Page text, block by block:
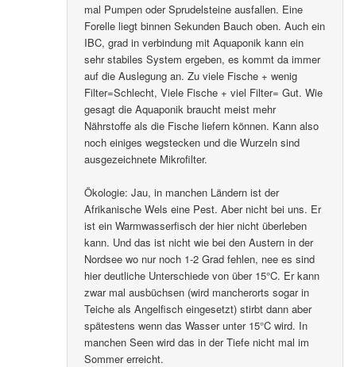
mal Pumpen oder Sprudelsteine ausfallen. Eine
Forelle liegt binnen Sekunden Bauch oben. Auch ein
IBC, grad in verbindung mit Aquaponik kann ein
sehr stabiles System ergeben, es kommt da immer
auf die Auslegung an. Zu viele Fische + wenig
Filter=Schlecht, Viele Fische + viel Filter= Gut. Wie
gesagt die Aquaponik braucht meist mehr
Nährstoffe als die Fische liefern können. Kann also
noch einiges wegstecken und die Wurzeln sind
ausgezeichnete Mikrofilter.
Ökologie: Jau, in manchen Ländern ist der
Afrikanische Wels eine Pest. Aber nicht bei uns. Er
ist ein Warmwasserfisch der hier nicht überleben
kann. Und das ist nicht wie bei den Austern in der
Nordsee wo nur noch 1-2 Grad fehlen, nee es sind
hier deutliche Unterschiede von über 15°C. Er kann
zwar mal ausbüchsen (wird mancherorts sogar in
Teiche als Angelfisch eingesetzt) stirbt dann aber
spätestens wenn das Wasser unter 15°C wird. In
manchen Seen wird das in der Tiefe nicht mal im
Sommer erreicht.